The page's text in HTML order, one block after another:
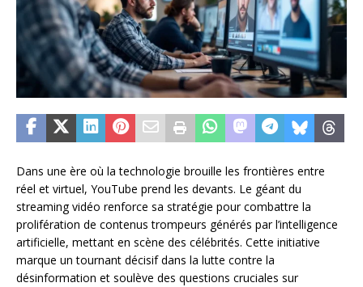
Dans une ère où la technologie brouille les frontières entre
réel et virtuel, YouTube prend les devants. Le géant du
streaming vidéo renforce sa stratégie pour combattre la
prolifération de contenus trompeurs générés par l’intelligence
artificielle, mettant en scène des célébrités. Cette initiative
marque un tournant décisif dans la lutte contre la
désinformation et soulève des questions cruciales sur